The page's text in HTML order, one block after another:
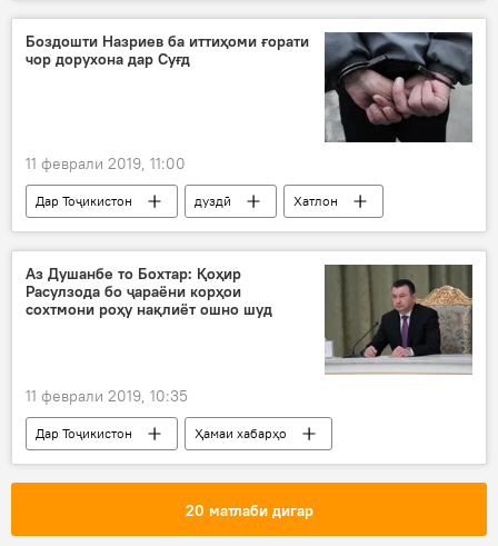
Боздошти Назриев ба иттиҳоми ғорати
чор дорухона дар Суғд
11 феврали 2019, 11:00
Дар Тоҷикистон дуздӣ
Хатлон
Суғд
Аз Душанбе то Бохтар: Қоҳир
Расулзода бо ҷараёни корҳои
сохтмони роҳу нақлиёт ошно шуд
11 феврали 2019, 10:35
Дар Тоҷикистон
Ҳамаи хабарҳо
сарвазир
Қоҳир Расулзода
Бохтар
Душанбе
20 матлаби дигар